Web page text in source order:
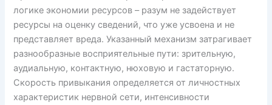
логике экономии ресурсов – разум не задействует
ресурсы на оценку сведений, что уже усвоена и не
представляет вреда. Указанный механизм затрагивает
разнообразные восприятельные пути: зрительную,
аудиальную, контактную, нюховую и гастаторную.
Скорость привыкания определяется от личностных
характеристик нервной сети, интенсивности